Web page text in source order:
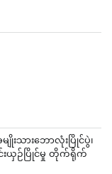
မျိုးသားဘောလုံးပြိုင်ပွဲ၊
းယှဉ်ပြိုင်မှု တိုက်ရိုက်